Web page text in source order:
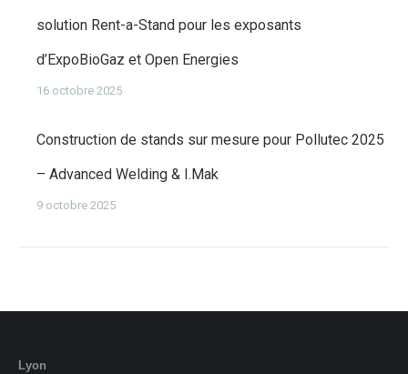
solution Rent-a-Stand pour les exposants
d’ExpoBioGaz et Open Energies
16 octobre 2025
Construction de stands sur mesure pour Pollutec 2025
– Advanced Welding & I.Mak
9 octobre 2025
Lyon